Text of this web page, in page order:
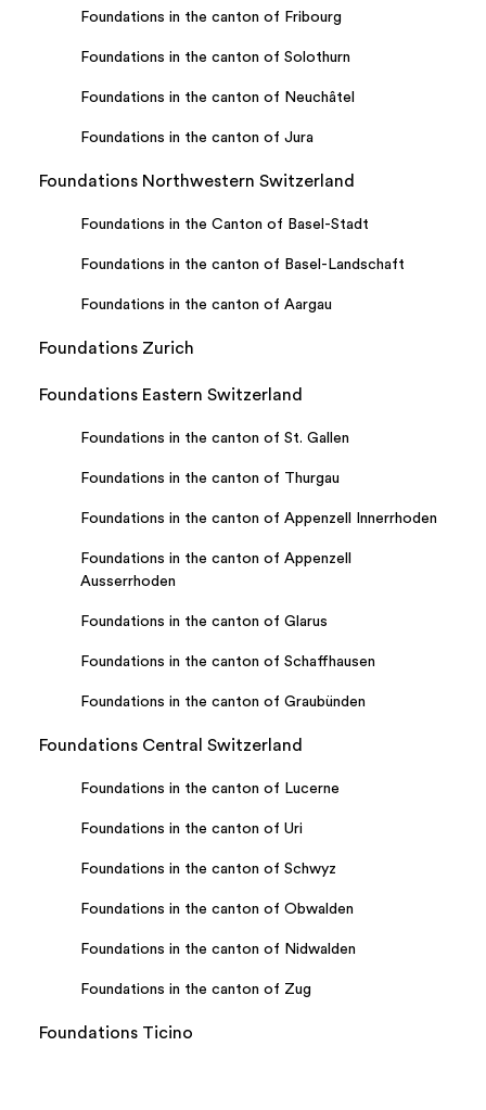
Foundations in the canton of Fribourg
Foundations in the canton of Solothurn
Foundations in the canton of Neuchâtel
Foundations in the canton of Jura
Foundations Northwestern Switzerland
Foundations in the Canton of Basel-Stadt
Foundations in the canton of Basel-Landschaft
Foundations in the canton of Aargau
Foundations Zurich
Foundations Eastern Switzerland
Foundations in the canton of St. Gallen
Foundations in the canton of Thurgau
Foundations in the canton of Appenzell Innerrhoden
Foundations in the canton of Appenzell
Ausserrhoden
Foundations in the canton of Glarus
Foundations in the canton of Schaffhausen
Foundations in the canton of Graubünden
Foundations Central Switzerland
Foundations in the canton of Lucerne
Foundations in the canton of Uri
Foundations in the canton of Schwyz
Foundations in the canton of Obwalden
Foundations in the canton of Nidwalden
Foundations in the canton of Zug
Foundations Ticino